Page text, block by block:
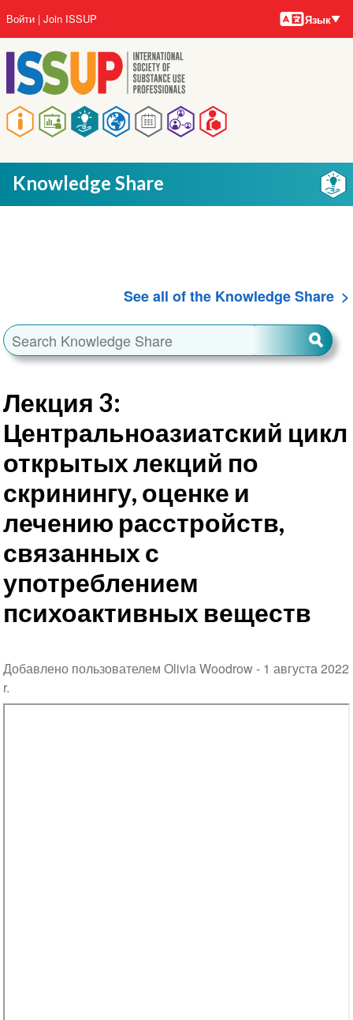
основному
содержанию
Main
navigation
User
account
menu
Войти Join ISSUP Языки
Язык
Knowledge Share
See all of the Knowledge Share
Лекция 3:
Центральноазиатский цикл
открытых лекций по
скринингу, оценке и
лечению расстройств,
связанных с
употреблением
психоактивных веществ
Добавлено пользователем Olivia Woodrow - 1 августа 2022
r.